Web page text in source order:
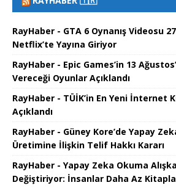
RayHaber - GTA 6 Oynanış Videosu
Netflix’te Yayına Giriyor
RayHaber - Epic Games’in 13
Vereceği Oyunlar Açıklandı
RayHaber - TÜİK’in En Yeni İnternet
Açıklandı
RayHaber - Güney Kore’de Yapay
Üretimine İlişkin Telif Hakkı Kararı
RayHaber - Yapay Zeka Okuma
Değiştiriyor: İnsanlar Daha Az